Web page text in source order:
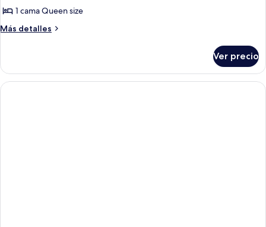
(Parlor)
fotos
de
1
cama
1 cama Queen size
Más detalles
Más
superior,
cama
Ver precio